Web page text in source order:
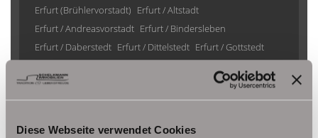
Diese Webseite verwendet Cookies
Erfurt (Brühlervorstadt) Erfurt / Altstadt
Erfurt / Andreasvorstadt Erfurt / Bindersleben
Erfurt / Daberstedt Erfurt / Dittelstedt Erfurt / Gottstedt
Erfurt / Löbervorstadt
Erfurt / Molsdorf Erfurt / Möbisburg-Rhoda